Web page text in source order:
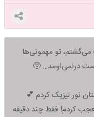
می‌گشتم، تو مهمونی‌ها
درنمی‌اومد… 🥺
نور لیزیک کردم 💕
کردم! فقط چند دقیقه